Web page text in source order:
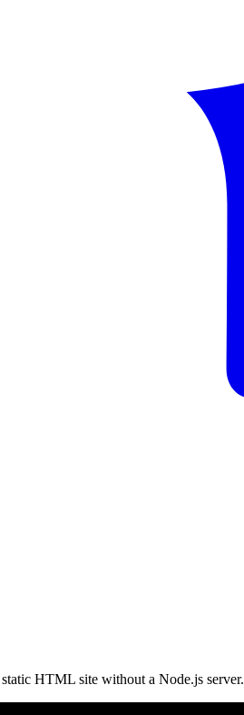
HTML site without a Node.js server.